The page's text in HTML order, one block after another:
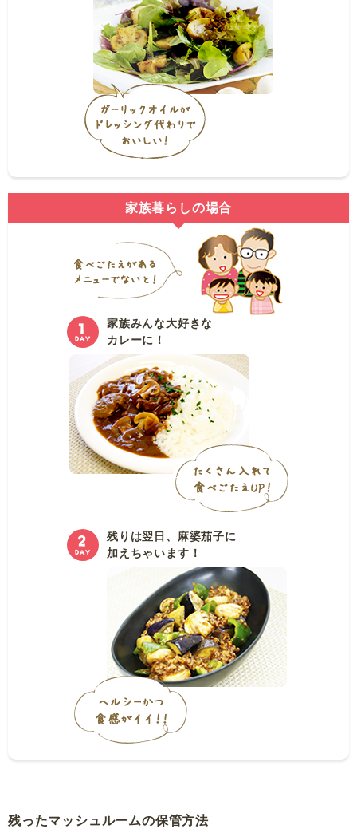
家族暮らしの場合
家族みんな大好きな
カレーに！
残りは翌日、麻婆茄子に
加えちゃいます！
残ったマッシュルームの保管方法